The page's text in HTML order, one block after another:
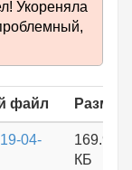
Укореняла
файл Размер
04-
169.96
КБ